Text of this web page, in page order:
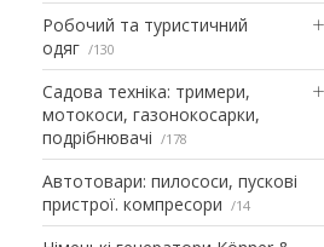
Робочий та туристичний
одяг
130
Садова техніка: тримери,
мотокоси, газонокосарки,
подрібнювачі
178
Автотовари: пилососи, пускові
пристрої. компресори
14